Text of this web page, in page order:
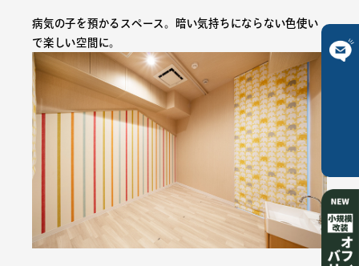
病気の子を預かるスペース。暗い気持ちにならない色使い
で楽しい空間に。
ご相談は
こちら